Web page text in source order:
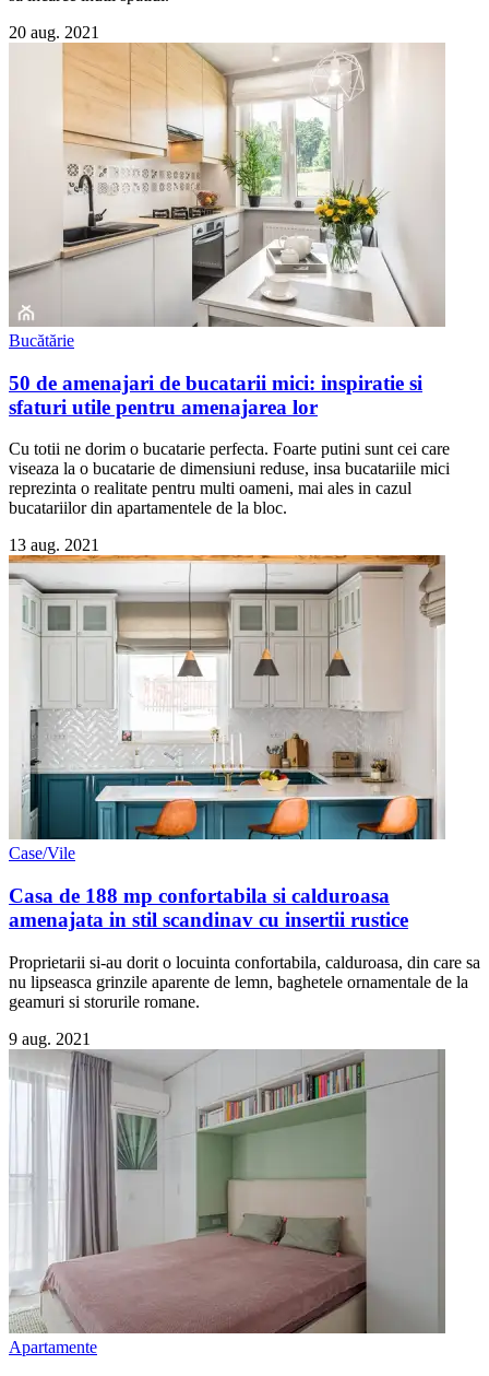
20 aug. 2021
Bucătărie
50 de amenajari de bucatarii mici: inspiratie si
sfaturi utile pentru amenajarea lor
Cu totii ne dorim o bucatarie perfecta. Foarte putini sunt cei care
viseaza la o bucatarie de dimensiuni reduse, insa bucatariile mici
reprezinta o realitate pentru multi oameni, mai ales in cazul
bucatariilor din apartamentele de la bloc.
13 aug. 2021
Case/Vile
Casa de 188 mp confortabila si calduroasa
amenajata in stil scandinav cu insertii rustice
Proprietarii si-au dorit o locuinta confortabila, calduroasa, din care sa
nu lipseasca grinzile aparente de lemn, baghetele ornamentale de la
geamuri si storurile romane.
9 aug. 2021
Apartamente